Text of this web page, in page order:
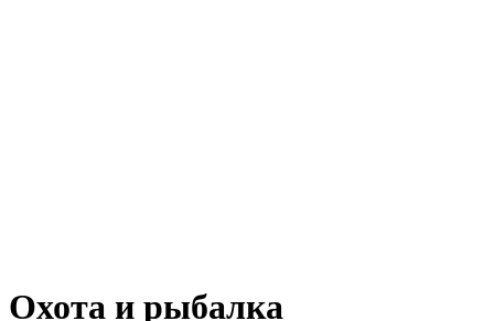
Охота и рыбалка